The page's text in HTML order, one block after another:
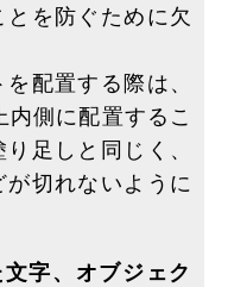
を防ぐために欠
配置する際は、
側に配置するこ
足しと同じく、
切れないように
字、オブジェク